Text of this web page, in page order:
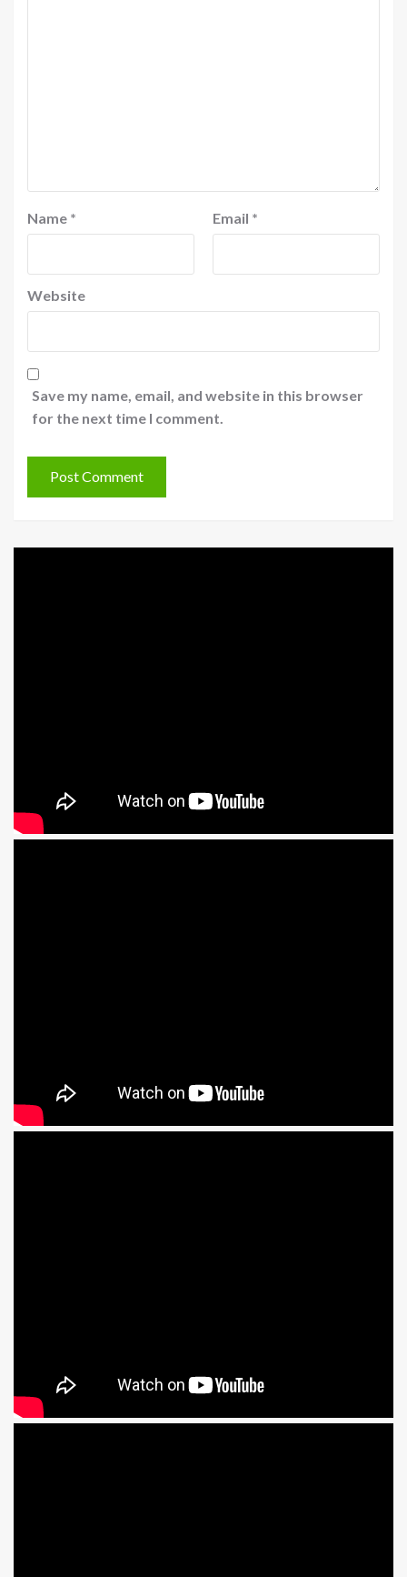
Name * Email *
Website
Save my name, email, and website in this browser
for the next time I comment.